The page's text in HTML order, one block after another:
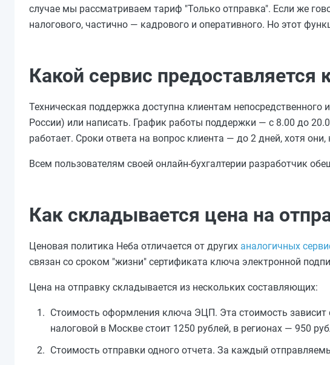
случае мы рассматриваем тариф "Только отправка". Если же
налогового, частично — кадрового и оперативного. Но этот
Какой сервис предоставляется
Техническая поддержка доступна клиентам
России) или написать. График работы поддержки — с 8.00 до
работает. Сроки ответа на вопрос клиента — до 2 дней, хотя
Всем пользователям своей онлайн-бухгалтерии разработчик
Как складывается цена на
Ценовая политика Неба отличается от других аналогичных
связан со сроком "жизни" сертификата ключа электронной
Цена на отправку складывается из нескольких составляющих:
Стоимость оформления ключа ЭЦП. Эта стоимость зависит
налоговой в Москве стоит 1250 рублей, в регионах — 950
Стоимость отправки одного отчета. За каждый